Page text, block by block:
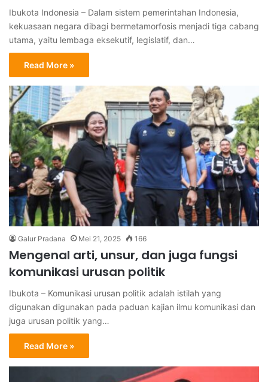
Ibukota Indonesia – Dalam sistem pemerintahan Indonesia,
kekuasaan negara dibagi bermetamorfosis menjadi tiga cabang
utama, yaitu lembaga eksekutif, legislatif, dan…
Read More »
Galur Pradana Mei 21, 2025 166
Mengenal arti, unsur, dan juga fungsi
komunikasi urusan politik
Ibukota – Komunikasi urusan politik adalah istilah yang
digunakan digunakan pada paduan kajian ilmu komunikasi dan
juga urusan politik yang…
Read More »